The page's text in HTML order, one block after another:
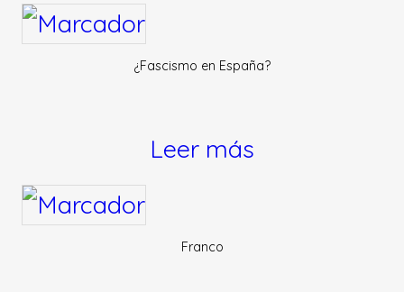
¿Fascismo en España?
Leer más
Franco